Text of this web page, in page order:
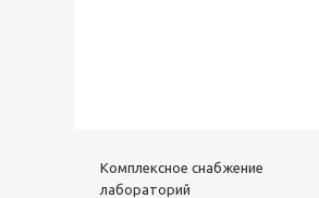
Комплексное снабжение
лабораторий